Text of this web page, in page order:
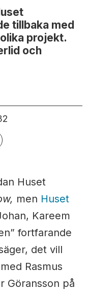
tillbaka med
projekt.
och
Huset
men Huset
Kareem
fortfarande
det vill
Rasmus
Göransson på